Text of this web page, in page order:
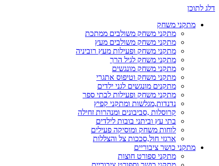
דלג לתוכן
מתקני משחק
מתקני משחק משולבים ממתכת
מתקני משחק משולבים מעץ
מתקני משחק ופעילות מעץ רוביניה
מתקני משחק לגיל הרך
מתקני משחק מונגשים
מתקני משחק וטיפוס אתגרי
מתקנים מונגשים לגני ילדים
מתקני משחק ופעילות לבתי ספר
נדנדות,מגלשות ומתקני קפיץ
קרוסלות ,סביבונים ומנהרות זחילה
בתי עץ וביתני בובות לילדים
לוחות משחק ומוסיקה פעילים
ארגזי חול,סככות צל והצללות
מתקני כושר ציבוריים
מתקני ספורט חוצות